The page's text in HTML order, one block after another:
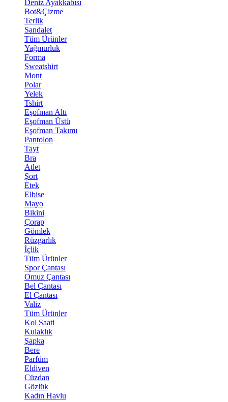
Deniz Ayakkabısı
Bot&Çizme
Terlik
Sandalet
Tüm Ürünler
Yağmurluk
Forma
Sweatshirt
Mont
Polar
Yelek
Tshirt
Eşofman Altı
Eşofman Üstü
Eşofman Takımı
Pantolon
Tayt
Bra
Atlet
Şort
Etek
Elbise
Mayo
Bikini
Çorap
Gömlek
Rüzgarlık
İçlik
Tüm Ürünler
Spor Çantası
Omuz Çantası
Bel Çantası
El Çantası
Valiz
Tüm Ürünler
Kol Saati
Kulaklık
Şapka
Bere
Parfüm
Eldiven
Cüzdan
Gözlük
Kadın Havlu